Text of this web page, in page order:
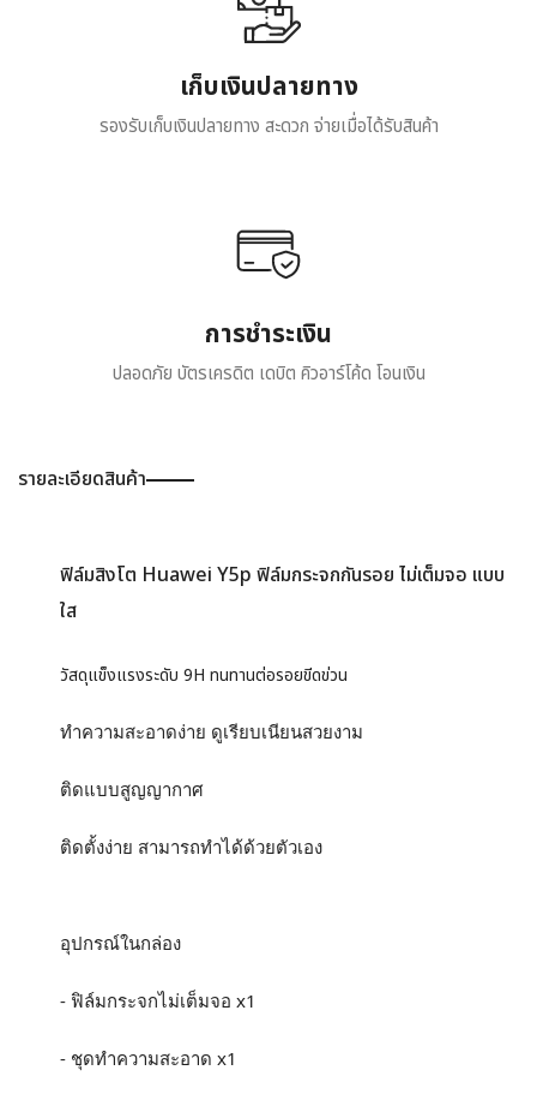
เก็บเงินปลายทาง
รองรับเก็บเงินปลายทาง สะดวก จ่ายเมื่อได้รับสินค้า
การชำระเงิน
ปลอดภัย บัตรเครดิต เดบิต คิวอาร์โค้ด โอนเงิน
รายละเอียดสินค้า
ฟิล์มสิงโต Huawei Y5p ฟิล์มกระจกกันรอย ไม่เต็มจอ แบบ
ใส
วัสดุแข็งแรงระดับ 9H ทนทานต่อรอยขีดข่วน
ทำความสะอาดง่าย ดูเรียบเนียนสวยงาม
ติดแบบสูญญากาศ
ติดตั้งง่าย สามารถทำได้ด้วยตัวเอง
อุปกรณ์ในกล่อง
- ฟิล์มกระจกไม่เต็มจอ x1
- ชุดทำความสะอาด x1